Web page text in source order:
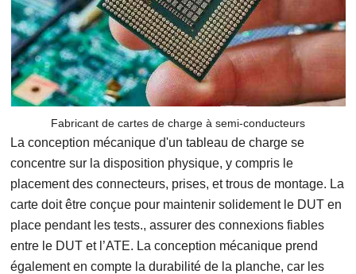
Fabricant de cartes de charge à semi-conducteurs
La conception mécanique d'un tableau de charge se
concentre sur la disposition physique, y compris le
placement des connecteurs, prises, et trous de montage. La
carte doit être conçue pour maintenir solidement le DUT en
place pendant les tests., assurer des connexions fiables
entre le DUT et l’ATE. La conception mécanique prend
également en compte la durabilité de la planche, car les